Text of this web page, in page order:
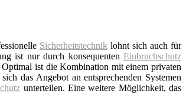
Sicherheitstechniklohnt sich auch für
ist nur durch konsequenten Einbruchschutz
ist die Kombination mit einem privaten
das Angebot an entsprechenden Systemen
unterteilen. Eine weitere Möglichkeit, das